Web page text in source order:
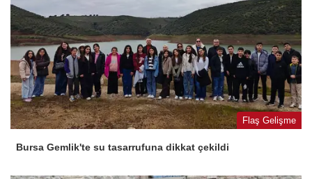
Flaş Gelişme
Bursa Gemlik'te su tasarrufuna dikkat çekildi